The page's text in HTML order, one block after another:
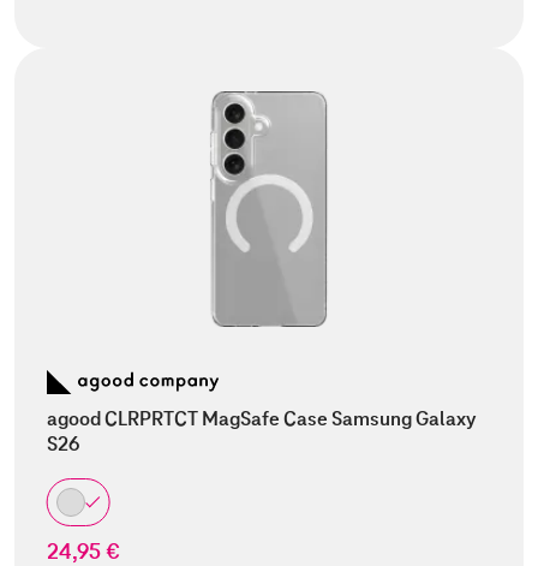
agood CLRPRTCT MagSafe Case Samsung Galaxy
S26
24,95 €